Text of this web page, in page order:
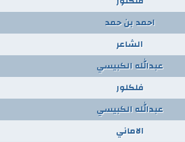
احمد بن حمد
الشاعر
عبدالله الكبيسي
فلكلور
عبدالله الكبيسي
الاماني